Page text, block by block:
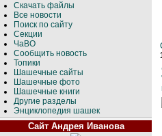
Скачать файлы
Все новости
Поиск по сайту
Секции
ЧаВО
Сообщить новость
Топики
Шашечные сайты
Шашечные фото
Шашечные книги
Другие разделы
Энциклопедия шашек
Сайт Андрея Иванова